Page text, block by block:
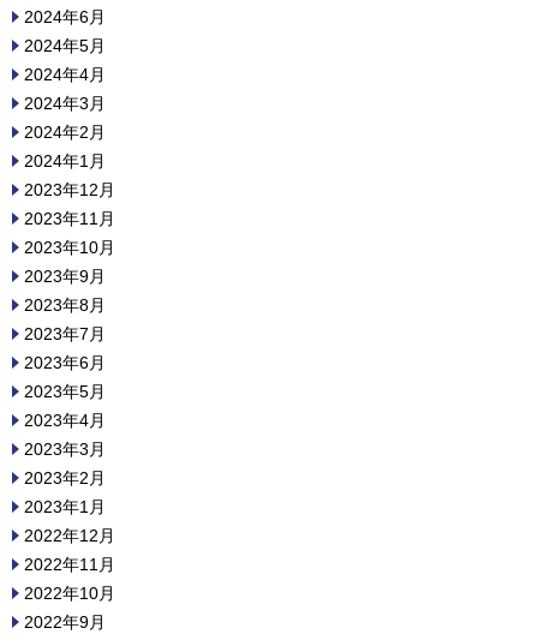
2024年6月
2024年5月
2024年4月
2024年3月
2024年2月
2024年1月
2023年12月
2023年11月
2023年10月
2023年9月
2023年8月
2023年7月
2023年6月
2023年5月
2023年4月
2023年3月
2023年2月
2023年1月
2022年12月
2022年11月
2022年10月
2022年9月